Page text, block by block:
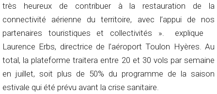
très heureux de contribuer à la restauration de la
connectivité aérienne du territoire, avec l’appui de nos
partenaires touristiques et collectivités ». explique
Laurence Erbs, directrice de l’aéroport Toulon Hyères. Au
total, la plateforme traitera entre 20 et 30 vols par semaine
en juillet, soit plus de 50% du programme de la saison
estivale qui été prévu avant la crise sanitaire.